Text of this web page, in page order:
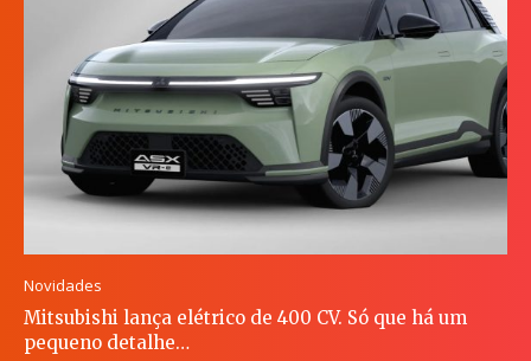
Novidades
Mitsubishi lança elétrico de 400 CV. Só que há um
pequeno detalhe…